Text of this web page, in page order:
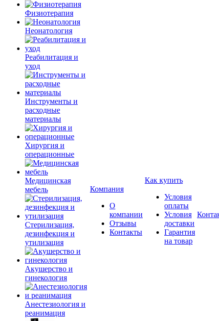
Физиотерапия
Неонатология
Реабилитация и
уход
Инструменты и
расходные
материалы
Хирургия и
операционные
Медицинская
мебель
Стерилизация,
дезинфекция и
утилизация
Акушерство и
гинекология
Анестезиология и
реанимация
Компания
О
компании
Отзывы
Контакты
Как купить
Условия
оплаты
Условия
доставки
Гарантия
на товар